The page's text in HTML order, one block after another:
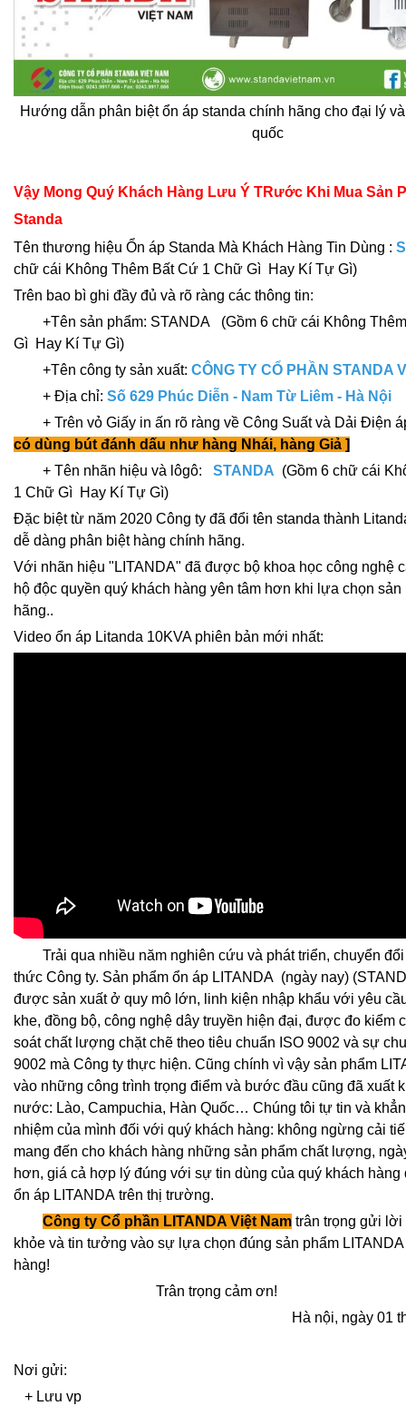
Hướng dẫn phân biệt ổn áp standa chính hãng cho đại lý
quốc
Vậy Mong Quý Khách Hàng Lưu Ý TRước Khi Mua Sản
Standa
Tên thương hiệu Ổn áp Standa Mà Khách Hàng Tin Dùng :
chữ cái Không Thêm Bất Cứ 1 Chữ Gì Hay Kí Tự Gì)
Trên bao bì ghi đầy đủ và rõ ràng các thông tin:
+Tên sản phẩm: STANDA (Gồm 6 chữ cái Không
Gì Hay Kí Tự Gì)
+Tên công ty sản xuất: CÔNG TY CỔ PHẦN STANDA
+ Địa chỉ: Số 629 Phúc Diễn - Nam Từ Liêm - Hà Nội
+ Trên vỏ Giấy in ấn rõ ràng về Công Suất và Dải Điện
có dùng bút đánh dấu như hàng Nhái, hàng Giả ]
+ Tên nhãn hiệu và lôgô: STANDA (Gồm 6 chữ cái
1 Chữ Gì Hay Kí Tự Gì)
Đặc biệt từ năm 2020 Công ty đã đổi tên standa thành
dễ dàng phân biệt hàng chính hãng.
Với nhãn hiệu "LITANDA" đã được bộ khoa học công nghệ
hộ độc quyền quý khách hàng yên tâm hơn khi lựa chọn sản
hãng..
Video ổn áp Litanda 10KVA phiên bản mới nhất:
Trải qua nhiều năm nghiên cứu và phát triển, chuyển đổi
thức Công ty. Sản phẩm ổn áp LITANDA (ngày nay)
được sản xuất ở quy mô lớn, linh kiện nhập khẩu với yêu
khe, đồng bộ, công nghệ dây truyền hiện đại, được đo kiểm
soát chất lượng chặt chẽ theo tiêu chuẩn ISO 9002 và sự
9002 mà Công ty thực hiện. Cũng chính vì vậy sản phẩm
vào những công trình trọng điểm và bước đầu cũng đã xuất
nước: Lào, Campuchia, Hàn Quốc… Chúng tôi tự tin và
nhiệm của mình đối với quý khách hàng: không ngừng cải
mang đến cho khách hàng những sản phẩm chất lượng,
hơn, giá cả hợp lý đúng với sự tin dùng của quý khách
ổn áp LITANDA trên thị trường.
Công ty Cổ phần LITANDA Việt Nam trân trọng gửi
khỏe và tin tưởng vào sự lựa chọn đúng sản phẩm
hàng!
Trân trọng cảm ơn!
Hà nội, ngày 01
Nơi gửi:
+ Lưu vp